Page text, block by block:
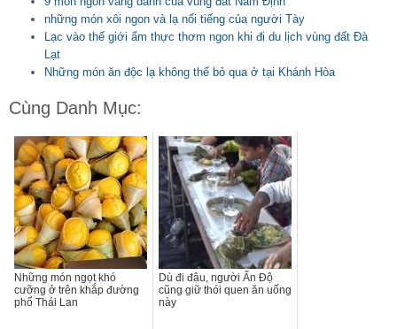
những món xôi ngon và lạ nổi tiếng của người Tày
Lạc vào thế giới ẩm thực thơm ngon khi đi du lịch vùng đất Đà
Lạt
Những món ăn độc lạ không thể bỏ qua ở tại Khánh Hòa
Cùng Danh Mục:
Những món ngọt khó
cưỡng ở trên khắp đường
phố Thái Lan
Dù đi đâu, người Ấn Độ
cũng giữ thói quen ăn uống
này